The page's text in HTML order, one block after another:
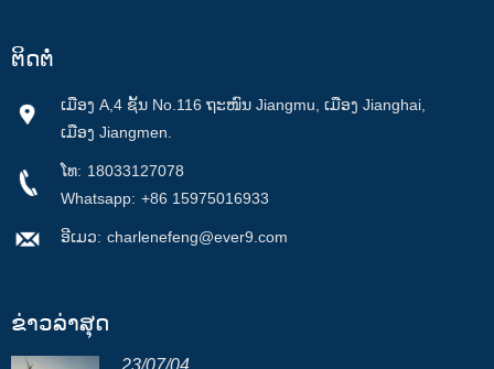
ຕິດຕໍ່
ເມືອງ A,4 ຊັ້ນ No.116 ຖະໜົນ Jiangmu, ເມືອງ Jianghai,
ເມືອງ Jiangmen.
ໂທ: 18033127078
Whatsapp: +86 15975016933
ອີເມວ: charlenefeng@ever9.com
ຂ່າວ​ລ່າ​ສຸດ
23/07/04